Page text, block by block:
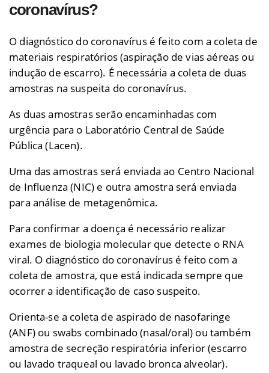
coronavírus?
O diagnóstico do coronavírus é feito com a coleta de
materiais respiratórios (aspiração de vias aéreas ou
indução de escarro). É necessária a coleta de duas
amostras na suspeita do coronavírus.
As duas amostras serão encaminhadas com
urgência para o Laboratório Central de Saúde
Pública (Lacen).
Uma das amostras será enviada ao Centro Nacional
de Influenza (NIC) e outra amostra será enviada
para análise de metagenômica.
Para confirmar a doença é necessário realizar
exames de biologia molecular que detecte o RNA
viral. O diagnóstico do coronavírus é feito com a
coleta de amostra, que está indicada sempre que
ocorrer a identificação de caso suspeito.
Orienta-se a coleta de aspirado de nasofaringe
(ANF) ou swabs combinado (nasal/oral) ou também
amostra de secreção respiratória inferior (escarro
ou lavado traqueal ou lavado bronca alveolar).